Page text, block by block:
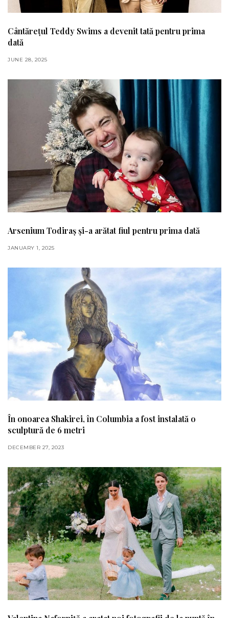
Cântărețul Teddy Swims a devenit tată pentru prima
dată
JUNE 28, 2025
Arsenium Todiraș și-a arătat fiul pentru prima dată
JANUARY 1, 2025
În onoarea Shakirei, în Columbia a fost instalată o
sculptură de 6 metri
DECEMBER 27, 2023